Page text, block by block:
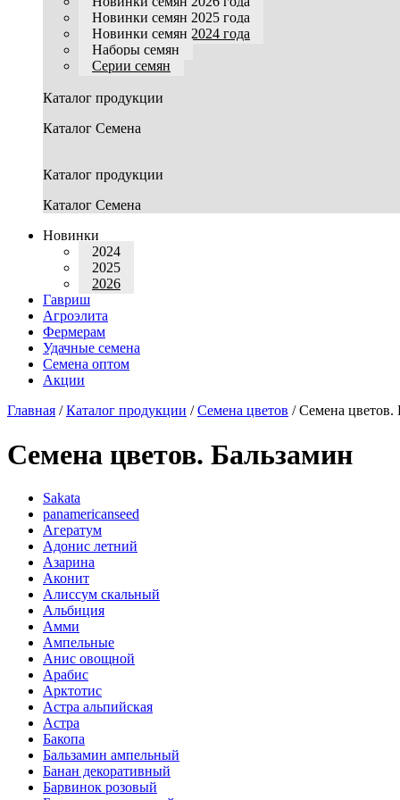
Новинки семян 2025 года
Новинки семян 2024 года
Наборы семян
Серии семян
Каталог продукции
Каталог Семена
Каталог продукции
Каталог Семена
Новинки
2024
2025
2026
Гавриш
Агроэлита
Фермерам
Удачные семена
Семена оптом
Акции
Главная /Каталог продукции /Семена цветов /Семена цветов.
Семена цветов. Бальзамин
Sakata
panamericanseed
Агератум
Адонис летний
Азарина
Аконит
Алиссум скальный
Альбиция
Амми
Ампельные
Анис овощной
Арабис
Арктотис
Астра альпийская
Астра
Бакопа
Бальзамин ампельный
Банан декоративный
Барвинок розовый